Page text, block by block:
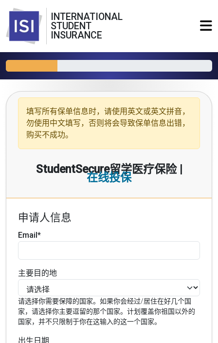
INTERNATIONAL
STUDENT
INSURANCE
填写所有保单信息时，请使用 英文或英文拼音，
勿使用中文填写，否则将会导致保单信息出错，
购买不成功。
StudentSecure留学医疗保险 |
在线投保
申请人信息
Email*
主要目的地
请选择你需要保障的国家。如果你会经过/居住在好几个国
家，请选择你主要逗留的那个国家。计划覆盖你祖国以外的
国家，并不只限制于你在这输入的这一个国家。
出生日期